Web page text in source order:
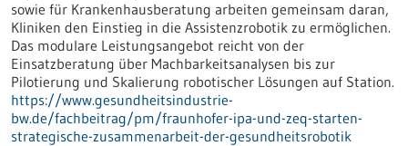
sowie für Krankenhausberatung arbeiten gemeinsam daran,
Kliniken den Einstieg in die Assistenzrobotik zu ermöglichen.
Das modulare Leistungsangebot reicht von der
Einsatzberatung über Machbarkeitsanalysen bis zur
Pilotierung und Skalierung robotischer Lösungen auf Station.
https://www.gesundheitsindustrie-
bw.de/fachbeitrag/pm/fraunhofer-ipa-und-zeq-starten-
strategische-zusammenarbeit-der-gesundheitsrobotik